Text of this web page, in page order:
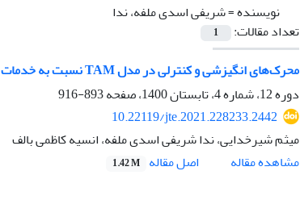
نویسنده =شریفی اسدی ملفه، ندا
تعداد مقالات:
1
محرک‌های انگیزشی و کنترلی در مدل TAM نسبت به خدمات حمل‌ونقل آنلاین
دوره 12، شماره 4، تابستان 1400، صفحه
893-916
10.22119/jte.2021.228233.2442
میثم شیرخدایی، ندا شریفی اسدی ملفه، انسیه کاظمی بالف
مشاهده مقاله
اصل مقاله 1.42 M